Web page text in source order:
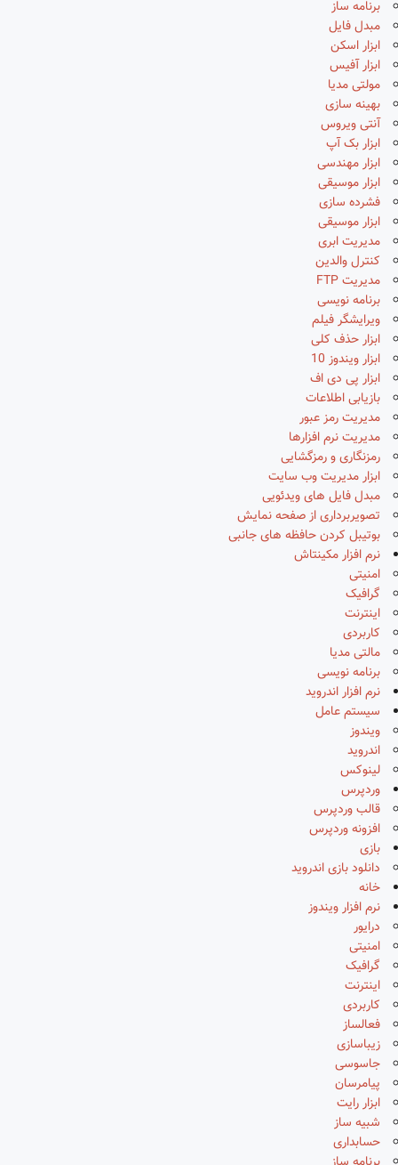
برنامه ساز
مبدل فایل
ابزار اسکن
ابزار آفیس
مولتی مدیا
بهینه سازی
آنتی ویروس
ابزار بک آپ
ابزار مهندسی
ابزار موسیقی
فشرده سازی
ابزار موسیقی
مدیریت ابری
کنترل والدین
مدیریت FTP
برنامه نویسی
ویرایشگر فیلم
ابزار حذف کلی
ابزار ویندوز 10
ابزار پی دی اف
بازیابی اطلاعات
مدیریت رمز عبور
مدیریت نرم افزارها
رمزنگاری و رمزگشایی
ابزار مدیریت وب سایت
مبدل فایل های ویدئویی
تصویربرداری از صفحه نمایش
بوتیبل کردن حافظه های جانبی
نرم افزار مکینتاش
امنیتی
گرافیک
اینترنت
کاربردی
مالتی مدیا
برنامه نویسی
نرم افزار اندروید
سیستم عامل
ویندوز
اندروید
لینوکس
وردپرس
قالب وردپرس
افزونه وردپرس
بازی
دانلود بازی اندروید
خانه
نرم افزار ویندوز
درایور
امنیتی
گرافیک
اینترنت
کاربردی
فعالساز
زیباسازی
جاسوسی
پیامرسان
ابزار رایت
شبیه ساز
حسابداری